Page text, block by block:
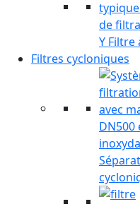
Y Filtre
Filtres cycloniques